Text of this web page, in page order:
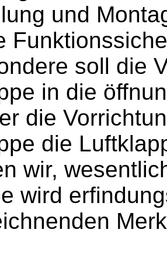
und
soll die
in die
die
die
wir,
wird